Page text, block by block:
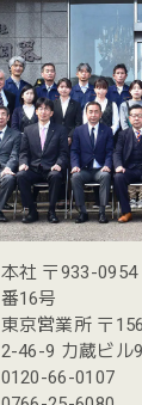
本社 〒933-
番16号
東京営業所 〒
2-46-9 力蔵ビル
0120-66-0107